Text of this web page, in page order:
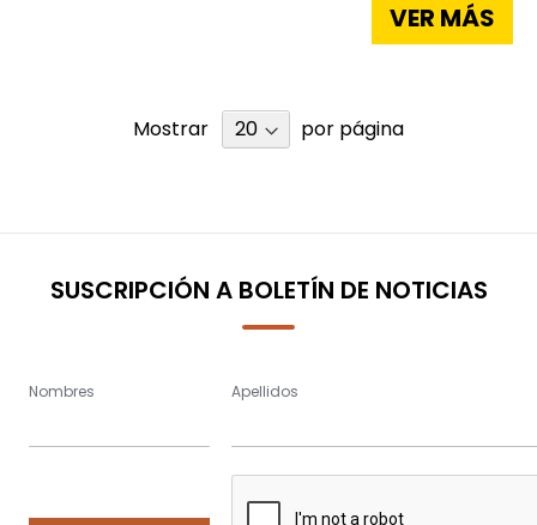
VER MÁS
Mostrar por página
SUSCRIPCIÓN A BOLETÍN DE NOTICIAS
Nombres Apellidos